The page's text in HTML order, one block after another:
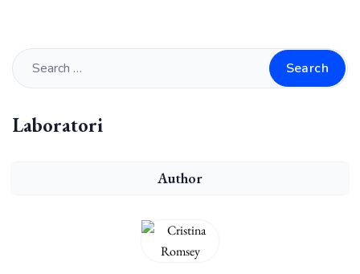
Search
Laboratori
Author